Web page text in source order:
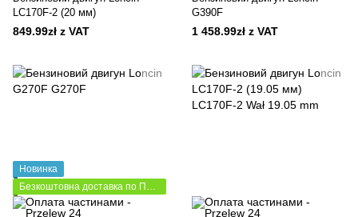
LC170F-2 (20 мм)
849.99zł z VAT
G390F
1 458.99zł z VAT
Новинка
Безкоштовна доставка по Польщі